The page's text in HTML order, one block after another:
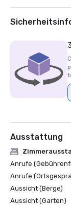
Ausstattung
Anrufe
Anrufe
Aussicht (Berge)
Aussicht (Garten)